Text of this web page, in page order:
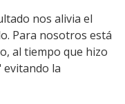
nos alivia el
Para nosotros está
al tiempo que hizo
la